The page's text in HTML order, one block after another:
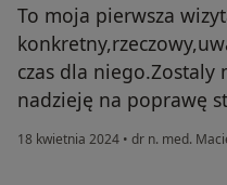
To moja pierwsza
czas dla
nadzieję na poprawę
18 kwietnia 2024 • dr n. med.